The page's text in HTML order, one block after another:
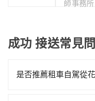
師事務所
成功 接送常見
是否推薦租車自駕從